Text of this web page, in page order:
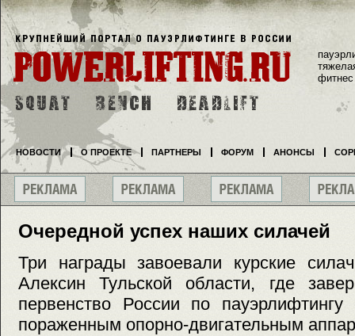
Очередной успех наших силачей
Три награды завоевали курские
Алексин Тульской области, где
первенство России по
пораженным опорно-двигательным
фитнес
НОВОСТИ О ПРОЕКТЕ ПАРТНЕРЫ ФОРУМ АНОНСЫ